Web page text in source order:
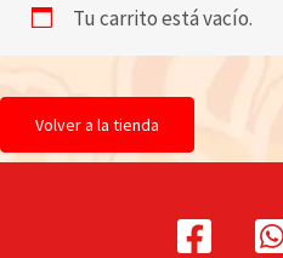
Tu carrito está vacío.
Volver a la tienda